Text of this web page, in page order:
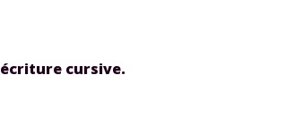
écriture cursive.